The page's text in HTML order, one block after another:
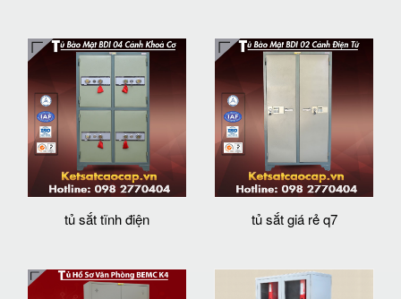
tủ sắt tĩnh điện tủ sắt giá rẻ q7